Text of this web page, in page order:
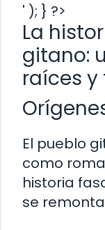
' ); } ?>
La
gitano:
raíces
El pueblo
como
historia
se